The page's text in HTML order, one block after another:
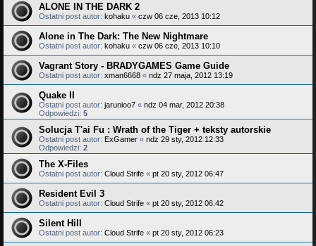
ALONE IN THE DARK 2
Ostatni post autor: kohaku « czw 06 cze, 2013 10:12
Alone in The Dark: The New Nightmare
Ostatni post autor: kohaku « czw 06 cze, 2013 10:10
Vagrant Story - BRADYGAMES Game Guide
Ostatni post autor: xman6668 « ndz 27 maja, 2012 13:19
Quake II
Ostatni post autor: jarunioo7 « ndz 04 mar, 2012 20:38
Odpowiedzi: 5
Solucja T'ai Fu : Wrath of the Tiger + teksty autorskie
Ostatni post autor: ExGamer « ndz 29 sty, 2012 12:33
Odpowiedzi: 2
The X-Files
Ostatni post autor: Cloud Strife « pt 20 sty, 2012 06:47
Resident Evil 3
Ostatni post autor: Cloud Strife « pt 20 sty, 2012 06:42
Silent Hill
Ostatni post autor: Cloud Strife « pt 20 sty, 2012 06:23